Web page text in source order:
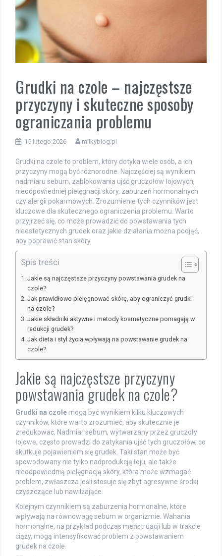
Grudki na czole – najczęstsze
przyczyny i skuteczne sposoby
ograniczania problemu
15 lutego 2026 milkyblog.pl
Grudki na czole to problem, który dotyka wiele osób, a ich
przyczyny mogą być różnorodne. Najczęściej są wynikiem
nadmiaru sebum, zablokowania ujść gruczołów łojowych,
nieodpowiedniej pielęgnacji skóry, zaburzeń hormonalnych
czy alergii pokarmowych. Zrozumienie tych czynników jest
kluczowe dla skutecznego ograniczenia problemu. Warto
przyjrzeć się, co może prowadzić do powstawania tych
nieestetycznych grudek oraz jakie działania można podjąć,
aby poprawić stan skóry.
Spis treści
Jakie są najczęstsze przyczyny powstawania grudek na
czole?
Jak prawidłowo pielęgnować skórę, aby ograniczyć grudki
na czole?
Jakie składniki aktywne i metody kosmetyczne pomagają w
redukcji grudek?
Jak dieta i styl życia wpływają na powstawanie grudek na
czole?
Jakie są najczęstsze przyczyny
powstawania grudek na czole?
Grudki na czole mogą być wynikiem kilku kluczowych
czynników, które warto zrozumieć, aby skutecznie je
zredukować. Nadmiar sebum, wytwarzany przez gruczoły
łojowe, często prowadzi do zatykania ujść tych gruczołów, co
skutkuje pojawieniem się grudek. Taki stan może być
spowodowany nie tylko nadprodukcją łoju, ale także
nieodpowiednią pielęgnacją skóry, która może wzmagać
problem, zwłaszcza jeśli stosuje się zbyt agresywne środki
czyszczące lub nawilżające.
Kolejnym czynnikiem są zaburzenia hormonalne, które
wpływają na równowagę sebum w organizmie. Wahania
hormonalne, na przykład podczas menstruacji lub w trakcie
ciąży, mogą intensyfikować problem z powstawaniem
grudek na czole.